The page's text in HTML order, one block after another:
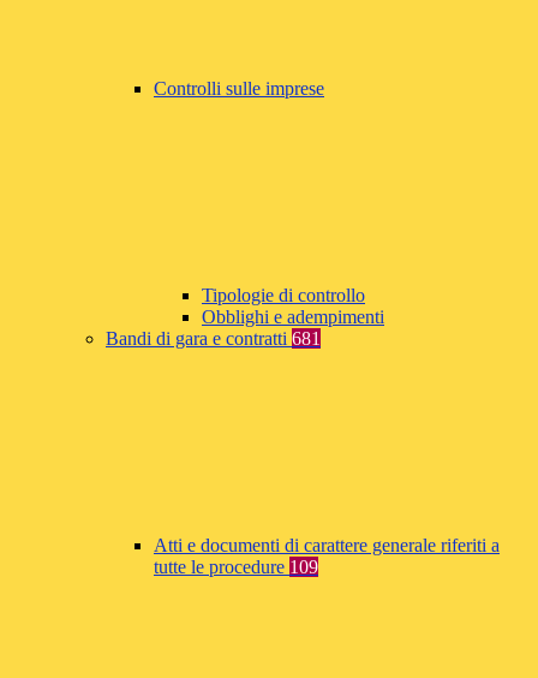
Controlli sulle imprese
Tipologie di controllo
Obblighi e adempimenti
Bandi di gara e contratti 681
Atti e documenti di carattere generale riferiti a
tutte le procedure 109